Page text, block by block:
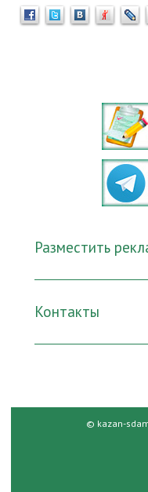
Разместить
Контакты
© kazan-